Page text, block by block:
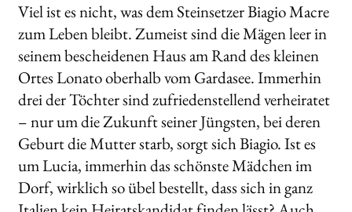
Viel ist es nicht, was dem Steinsetzer Biagio Macre
zum Leben bleibt. Zumeist sind die Mägen leer in
seinem bescheidenen Haus am Rand des kleinen
Ortes Lonato oberhalb vom Gardasee. Immerhin
drei der Töchter sind zufriedenstellend verheiratet
– nur um die Zukunft seiner Jüngsten, bei deren
Geburt die Mutter starb, sorgt sich Biagio. Ist es
um Lucia, immerhin das schönste Mädchen im
Dorf, wirklich so übel bestellt, dass sich in ganz